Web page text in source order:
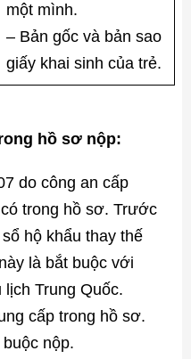
một mình.
– Bản gốc và bản sao
giấy khai sinh của trẻ.
hồ sơ nộp:
do công an cấp
trong hồ sơ. Trước
hộ khẩu thay thế
là bắt buộc với
Trung Quốc.
cấp trong hồ sơ.
nộp.